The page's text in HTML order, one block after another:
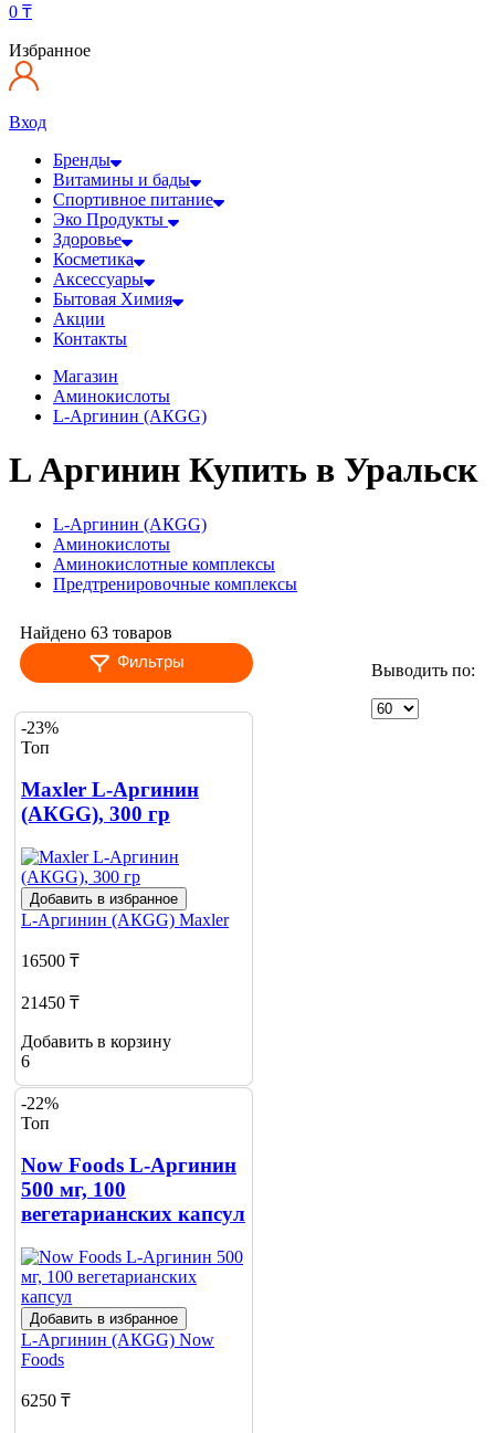
0 ₸
Избранное
Вход
Бренды
Витамины и бады
Спортивное питание
Эко Продукты
Здоровье
Косметика
Аксессуары
Бытовая Химия
Акции
Контакты
Магазин
Аминокислоты
L-Аргинин (АКGG)
L Аргинин Купить в Уральск
L-Аргинин (АКGG)
Аминокислоты
Аминокислотные комплексы
Предтренировочные комплексы
Найдено 63 товаров
Фильтры
Выводить по:
-23%
Топ
Maxler L-Аргинин
(АКGG), 300 гр
Добавить в избранное
L-Аргинин (АКGG) Maxler
16500 ₸
21450 ₸
Добавить в корзину
6
-22%
Топ
Now Foods L-Аргинин
500 мг, 100
вегетарианских капсул
Добавить в избранное
L-Аргинин (АКGG) Now
Foods
6250 ₸